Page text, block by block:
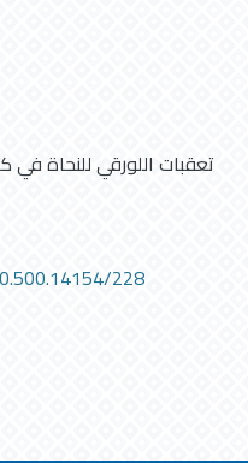
تعقبات اللورقي للنحاة في
228